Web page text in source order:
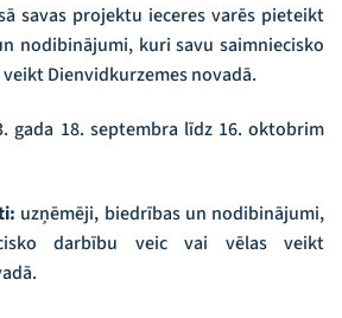
savas projektu ieceres varēs pieteikt
nodibinājumi, kuri savu saimniecisko
Dienvidkurzemes novadā.
gada 18. septembra līdz 16. oktobrim
uzņēmēji, biedrības un nodibinājumi,
darbību veic vai vēlas veikt